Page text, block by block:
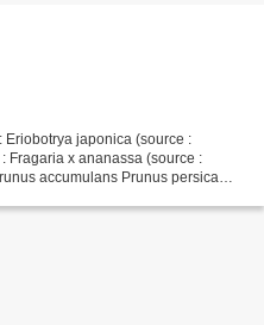
Eriobotrya japonica (source :
Fragaria x ananassa (source :
accumulans Prunus persica